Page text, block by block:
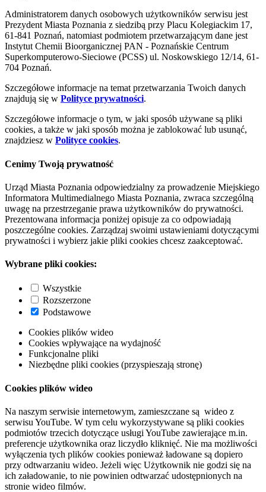
Administratorem danych osobowych użytkowników serwisu jest
Prezydent Miasta Poznania z siedzibą przy Placu Kolegiackim 17,
61-841 Poznań, natomiast podmiotem przetwarzającym dane jest
Instytut Chemii Bioorganicznej PAN - Poznańskie Centrum
Superkomputerowo-Sieciowe (PCSS) ul. Noskowskiego 12/14, 61-
704 Poznań.
Szczegółowe informacje na temat przetwarzania Twoich danych
znajdują się w Polityce prywatności.
Szczegółowe informacje o tym, w jaki sposób używane są pliki
cookies, a także w jaki sposób można je zablokować lub usunąć,
znajdziesz w Polityce cookies.
Cenimy Twoją prywatność
Urząd Miasta Poznania odpowiedzialny za prowadzenie Miejskiego
Informatora Multimedialnego Miasta Poznania, zwraca szczególną
uwagę na przestrzeganie prawa użytkowników do prywatności.
Prezentowana informacja poniżej opisuje za co odpowiadają
poszczególne cookies. Zarządzaj swoimi ustawieniami dotyczącymi
prywatności i wybierz jakie pliki cookies chcesz zaakceptować.
Wybrane pliki cookies:
Wszystkie
Rozszerzone
Podstawowe
Cookies plików wideo
Cookies wpływające na wydajność
Funkcjonalne pliki
Niezbędne pliki cookies (przyspieszają stronę)
Cookies plików wideo
Na naszym serwisie internetowym, zamieszczane są wideo z
serwisu YouTube. W tym celu wykorzystywane są pliki cookies
podmiotów trzecich dotyczące usługi YouTube zawierające m.in.
preferencje użytkownika oraz liczydło kliknięć. Nie ma możliwości
wyłączenia tych plików cookies ponieważ ładowane są dopiero
przy odtwarzaniu wideo. Jeżeli więc Użytkownik nie godzi się na
ich załadowanie, to nie powinien odtwarzać udostępnionych na
stronie wideo filmów.